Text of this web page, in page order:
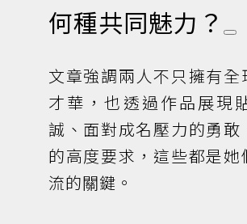
何種共同魅力？
文章強調兩人不只擁有全
才華，也透過作品展現
誠、面對成名壓力的勇敢
的高度要求，這些都是她
流的關鍵。